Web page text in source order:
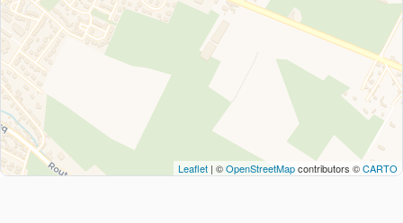
Leaflet | ©OpenStreetMapcontributors ©CARTO